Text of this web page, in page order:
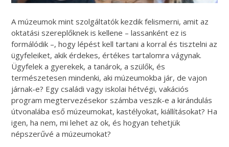
A múzeumok mint szolgáltatók kezdik felismerni, amit az
oktatási szereplőknek is kellene – lassanként ez is
formálódik –, hogy lépést kell tartani a korral és tisztelni az
ügyfeleiket, akik érdekes, értékes tartalomra vágynak.
Ügyfelek a gyerekek, a tanárok, a szülők, és
természetesen mindenki, aki múzeumokba jár, de vajon
járnak-e? Egy családi vagy iskolai hétvégi, vakációs
program megtervezésekor számba veszik-e a kirándulás
útvonalába eső múzeumokat, kastélyokat, kiállításokat? Ha
igen, ha nem, mi lehet az ok, és hogyan tehetjük
népszerűvé a múzeumokat?